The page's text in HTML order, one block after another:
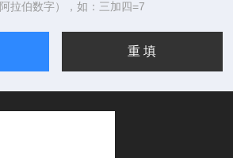
拉伯数字），如：三加四=7